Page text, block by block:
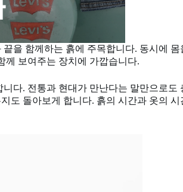
을 함께하는 흙에 주목합니다. 동시에
께 보여주는 장치에 가깝습니다.
다. 전통과 현대가 만난다는 말만으로
돌아보게 합니다. 흙의 시간과 옷의